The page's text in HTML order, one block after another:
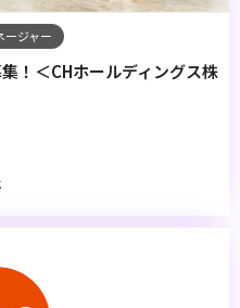
ージャー
！＜CHホールディングス株